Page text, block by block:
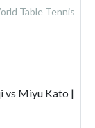
Table Tennis
vs Miyu Kato |